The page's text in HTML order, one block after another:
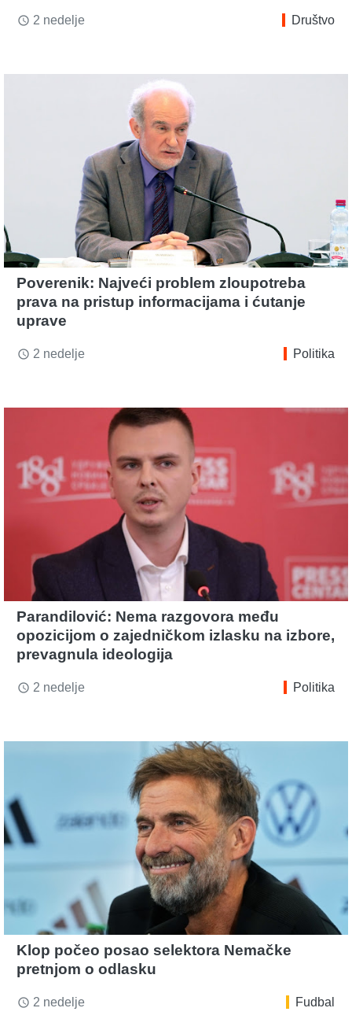
access_time 2 nedelje Društvo
Poverenik: Najveći problem zloupotreba
prava na pristup informacijama i ćutanje
uprave
access_time 2 nedelje Politika
Parandilović: Nema razgovora među
opozicijom o zajedničkom izlasku na izbore,
prevagnula ideologija
access_time 2 nedelje Politika
Klop počeo posao selektora Nemačke
pretnjom o odlasku
access_time 2 nedelje Fudbal